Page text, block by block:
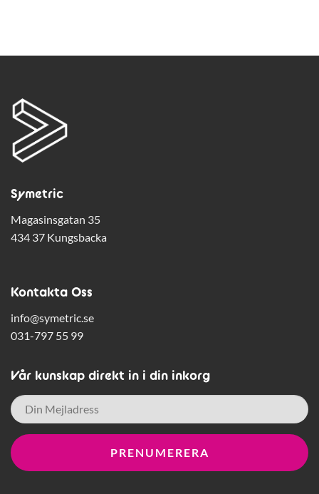
Symetric
Magasinsgatan 35
434 37 Kungsbacka
Kontakta Oss
info@symetric.se
031-797 55 99
Vår kunskap direkt in i din inkorg
E-
post *